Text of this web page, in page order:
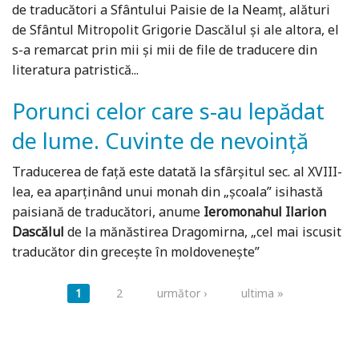
de traducători a Sfântului Paisie de la Neamț, alături
de Sfântul Mitropolit Grigorie Dascălul și ale altora, el
s-a remarcat prin mii și mii de file de traducere din
literatura patristică...
Porunci celor care s-au lepădat
de lume. Cuvinte de nevoință
Traducerea de față este datată la sfârșitul sec. al XVIII-
lea, ea aparținând unui monah din „școala” isihastă
paisiană de traducători, anume Ieromonahul Ilarion
Dascălul de la mănăstirea Dragomirna, „cel mai iscusit
traducător din grecește în moldovenește”
Pagini1 2 următor › ultima »